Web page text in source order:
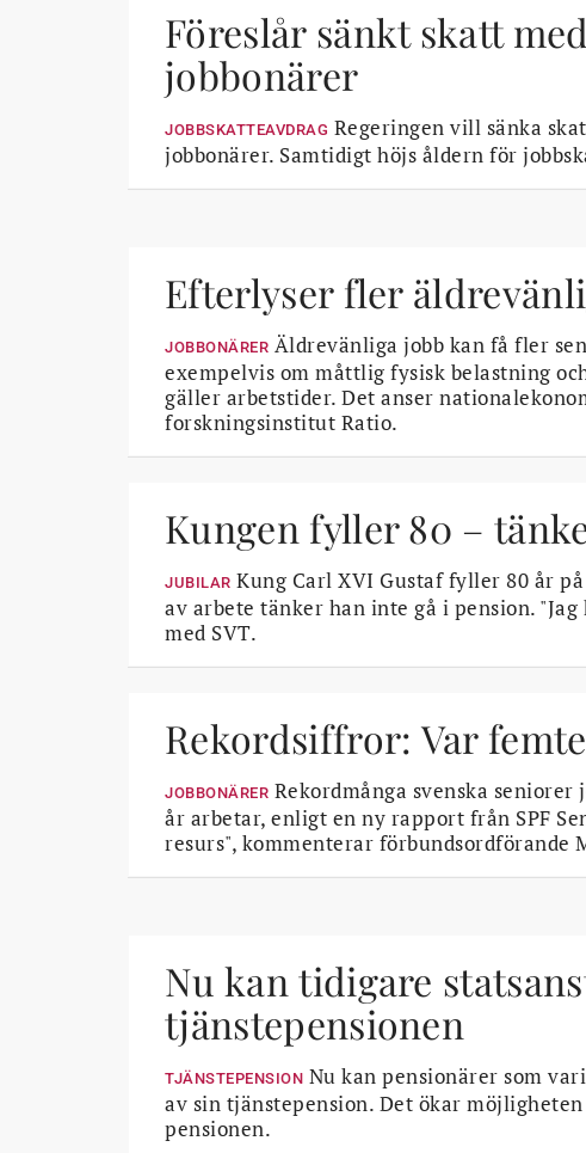
Föreslår sänkt skatt
jobbonärer
JOBBSKATTEAVDRAG Regeringen vill sänka
jobbonärer. Samtidigt höjs åldern för
Efterlyser fler
JOBBONÄRER Äldrevänliga jobb kan få fler
exempelvis om måttlig fysisk belastning
gäller arbetstider. Det anser
forskningsinstitut Ratio.
Kungen fyller 80 –
JUBILAR Kung Carl XVI Gustaf fyller 80 år
av arbete tänker han inte gå i pension.
med SVT.
Rekordsiffror: Var
JOBBONÄRER Rekordmånga svenska
år arbetar, enligt en ny rapport från SPF
resurs", kommenterar förbundsordförande
Nu kan tidigare
tjänstepensionen
TJÄNSTEPENSION Nu kan pensionärer som
av sin tjänstepension. Det ökar
pensionen.